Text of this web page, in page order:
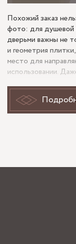
Похожий заказ
фото: для душевой
дверьми важны не
и геометрия
место для
использовании.
проектах часто
отделки и того,
существующую
замера?
В таком формате
проверить,
створки и не